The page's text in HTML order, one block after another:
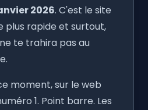
2026. C'est le site
plus rapide et surtout,
te trahira pas au
moment, sur le web
1. Point barre. Les